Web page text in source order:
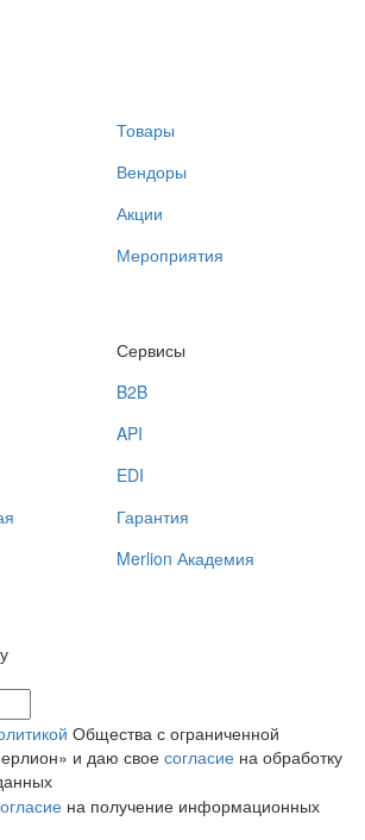
Товары
Вендоры
Акции
Мероприятия
Сервисы
B2B
API
EDI
Гарантия
Merlion Академия
Общества с ограниченной
и даю свое согласие на обработку
на получение информационных